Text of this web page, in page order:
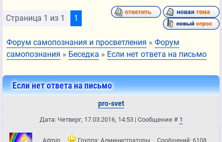
Страница 1 из 1 1
Форум самопознания и просветления » Форум
самопознания » Беседка » Если нет ответа на письмо
Если нет ответа на письмо
pro-svet
Дата: Четверг, 17.03.2016, 14:53 | Сообщение # 1
Admin Группа: Администраторы Сообщений: 6108